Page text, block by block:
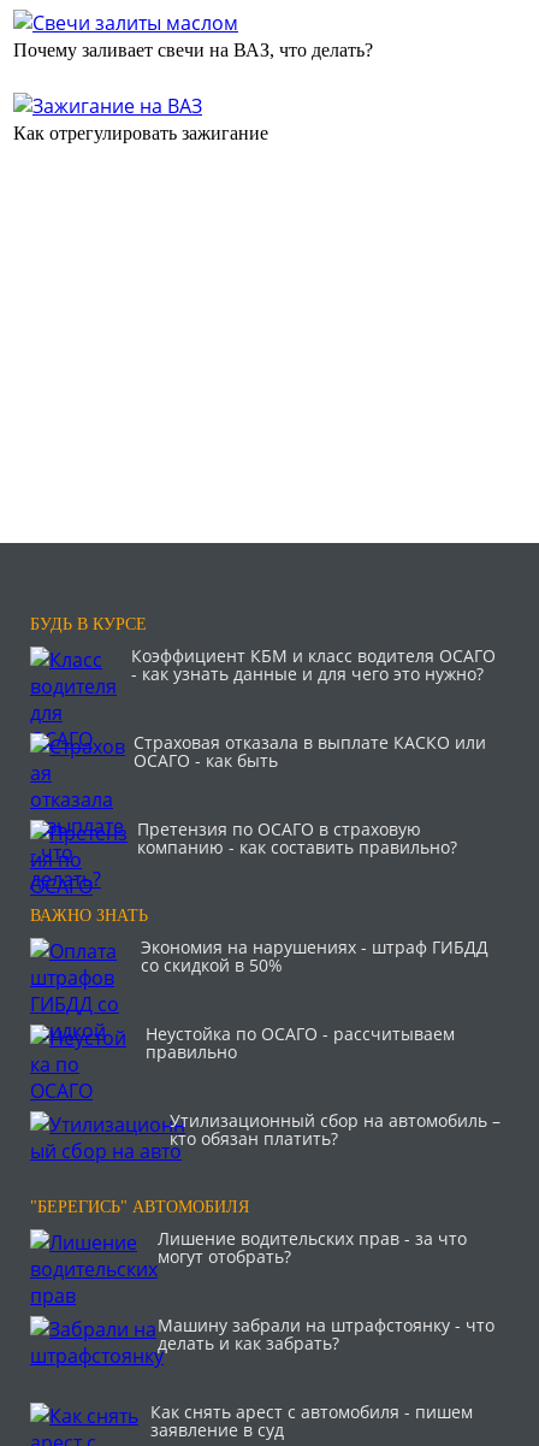
Почему заливает свечи на ВАЗ, что делать?
Как отрегулировать зажигание
БУДЬ В КУРСЕ
Коэффициент КБМ и класс водителя ОСАГО
- как узнать данные и для чего это нужно?
Страховая отказала в выплате КАСКО или
ОСАГО - как быть
Претензия по ОСАГО в страховую
компанию - как составить правильно?
ВАЖНО ЗНАТЬ
Экономия на нарушениях - штраф ГИБДД
со скидкой в 50%
Неустойка по ОСАГО - рассчитываем
правильно
Утилизационный сбор на автомобиль –
кто обязан платить?
"БЕРЕГИСЬ" АВТОМОБИЛЯ
Лишение водительских прав - за что
могут отобрать?
Машину забрали на штрафстоянку - что
делать и как забрать?
Как снять арест с автомобиля - пишем
заявление в суд